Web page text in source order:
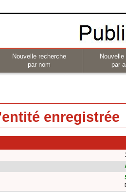
Nouvelle recherche
par nom
par
enregistrée